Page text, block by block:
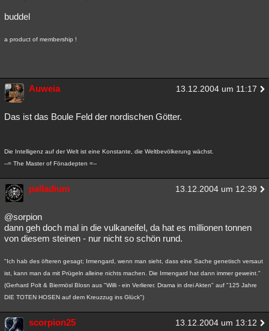
buddel
a product of membership !
Auweia 13.12.2004 um 11:17
Das ist das Boule Feld der nordischen Götter.
Die Intelligenz auf der Welt ist eine Konstante, die Weltbevölkerung wächst.
--= The Master of Fönadepten =--
palladium 13.12.2004 um 12:39
@sorpion
dann geh doch mal in die vulkaneifel, da hat es millionen tonnen
von diesem steinen - nur nicht so schön rund.
"Ich hab des öfteren gesagt; Irmengard, wenn man sieht, dass eine Sache genetisch versaut
ist, kann man da mit Prügeln alleine nichts machen. Die Irmengard hat dann immer geweint."
(Gerhard Polt & Biermösl Blosn aus "Willi - ein Verlierer. Drama in drei Akten" auf "125 Jahre
DIE TOTEN HOSEN auf dem Kreuzzug ins Glück")
scorpion25 13.12.2004 um 13:12